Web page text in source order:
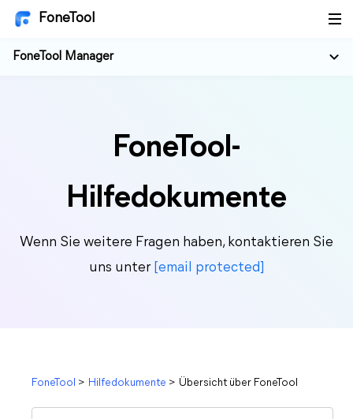
FoneTool
FoneTool Manager
FoneTool-
Hilfedokumente
Wenn Sie weitere Fragen haben, kontaktieren Sie
uns unter [email protected]
FoneTool > Hilfedokumente > Übersicht über FoneTool